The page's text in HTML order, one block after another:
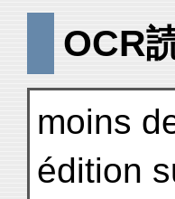
OCR
moins
édition